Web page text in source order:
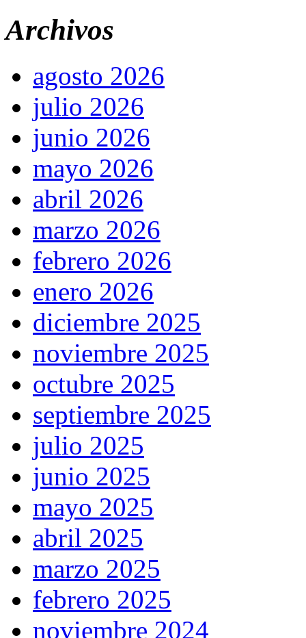
Archivos
agosto 2026
julio 2026
junio 2026
mayo 2026
abril 2026
marzo 2026
febrero 2026
enero 2026
diciembre 2025
noviembre 2025
octubre 2025
septiembre 2025
julio 2025
junio 2025
mayo 2025
abril 2025
marzo 2025
febrero 2025
noviembre 2024